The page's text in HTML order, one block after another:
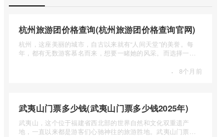
杭州旅游团价格查询(杭州旅游团价格查询官网)
杭州，这座美丽的城市，自古以来就有“人间天堂”的美誉。每
年，都有无数游客慕名而来，想要一睹她的风采。而选择一个
· 8个月前
武夷山门票多少钱(武夷山门票多少钱2025年)
武夷山，这个位于福建省西北部的世界自然和文化双重遗产
地，一直以来都是游客们心驰神往的旅游胜地。武夷山门票多